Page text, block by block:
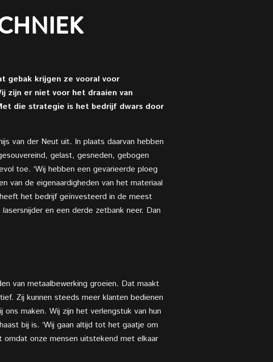
gebak krijgen ze vooral voor
zijn er niet voor het draaien van
die strategie is het bedrijf dwars door
van der Neut uit. In plaats daarvan hebben
gelast, gesneden, gebogen
toe. ‘Wij hebben een gevarieerde ploeg
van de eigenaardigheden van het materiaal
het bedrijf geïnvesteerd in de meest
en een derde zetbank neer. Dan
van metaalbewerking groeien. Dat maakt
Zij kunnen steeds meer klanten bedienen
maken. Wij zijn het verlengstuk van hun
bij is. ‘Wij gaan altijd tot het gaatje om
onze mensen uitstekend met elkaar